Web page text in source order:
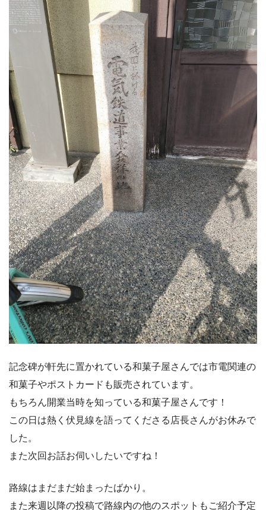
記念碑が軒先に置かれている和菓子屋さんでは市電関連の
和菓子やポストカードも販売されています。
もちろん開業当時を知っている和菓子屋さんです！
この日は熱く伏見線を語ってくださる店長さんがお休みで
した。
また次回お話お伺いしたいですね！
路線はまだまだ始まったばかり。
また来週以降の投稿で路線内の他のスポットもご紹介予定